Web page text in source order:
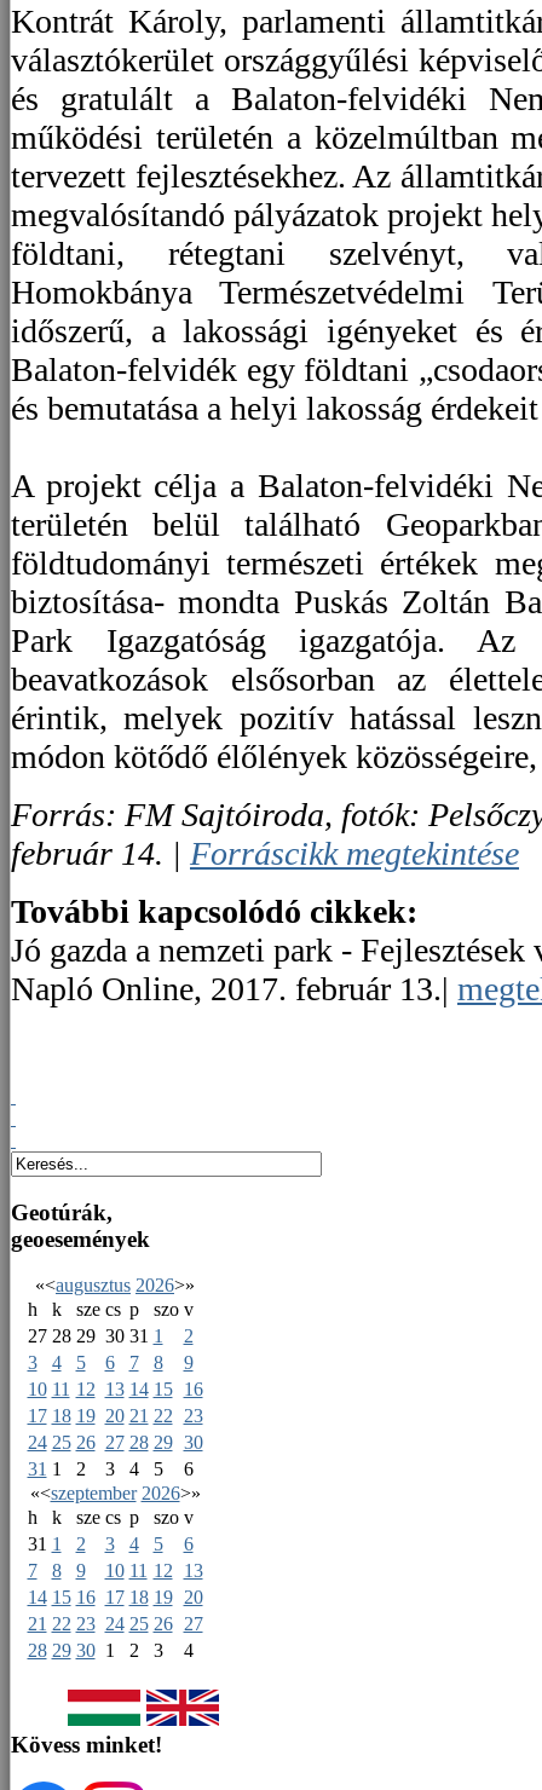
Kontrát Károly, parlamenti
választókerület országgyűlési
és gratulált a Balaton-felvidéki
működési területén a közelmúltban
tervezett fejlesztésekhez. Az
megvalósítandó pályázatok projekt
földtani, rétegtani szelvényt,
Homokbánya Természetvédelmi
időszerű, a lakossági igényeket és
Balaton-felvidék egy földtani
és bemutatása a helyi lakosság
A projekt célja a Balaton-felvidéki
területén belül található
földtudományi természeti értékek
biztosítása- mondta Puskás Zoltán
Park Igazgatóság igazgatója. Az
beavatkozások elsősorban az
érintik, melyek pozitív hatással
módon kötődő élőlények
Forrás: FM Sajtóiroda, fotók:
február 14. | Forráscikk megtekintése
További kapcsolódó cikkek:
Jó gazda a nemzeti park - Fejlesztések
Napló Online, 2017. február 13.|
Geotúrák,
geoesemények
«<augusztus 2026>»
h
k sze cs p szo v
27 28 29 30 31 1
2
3
4 5 6 7 8
9
10 11 12 13 14 15
16
17 18 19 20 21 22
23
24 25 26 27 28 29 30
31 1 2 3 4 5
6
«<szeptember 2026>»
h
k sze cs p szo v
31 1 2 3 4 5
6
7
8 9 10 11 12
13
14 15 16 17 18 19
20
21 22 23 24 25 26
27
28 29 30 1 2 3 4
Kövess minket!